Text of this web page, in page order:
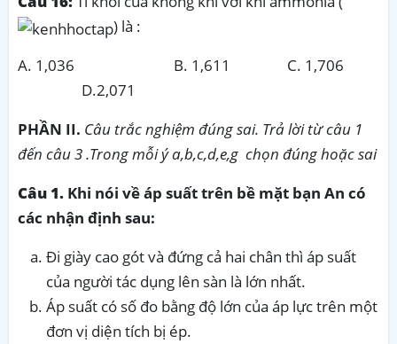
) là :
A. 1,036 B. 1,611 C. 1,706
D.2,071
PHẦN II. Câu trắc nghiệm đúng sai. Trả lời từ câu 1
đến câu 3 .Trong mỗi ý a,b,c,d,e,g chọn đúng hoặc sai
Câu 1. Khi nói về áp suất trên bề mặt bạn An có
các nhận định sau:
Đi giày cao gót và đứng cả hai chân thì áp suất
của người tác dụng lên sàn là lớn nhất.
Áp suất có số đo bằng độ lớn của áp lực trên một
đơn vị diện tích bị ép.